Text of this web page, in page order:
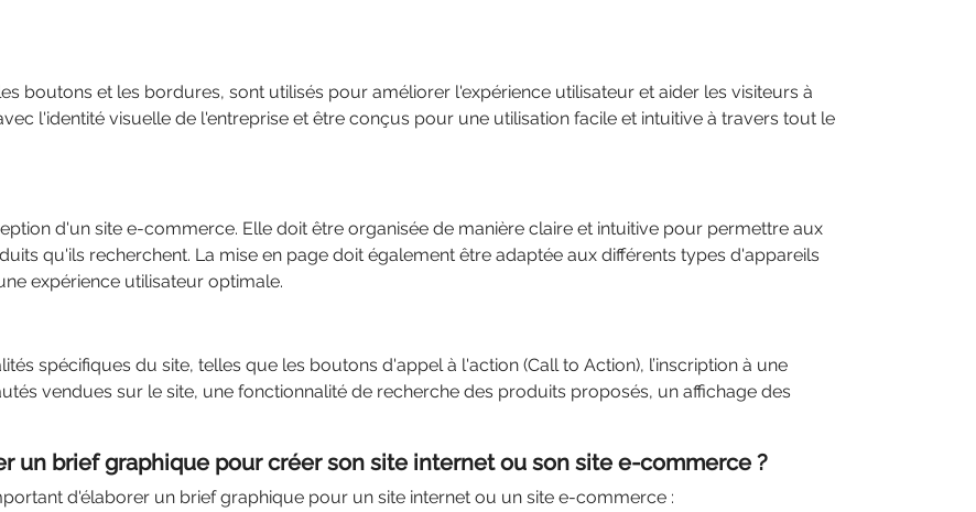
boutons et les bordures, sont utilisés pour améliorer l'expérience utilisateur et aider les visiteurs à
l'identité visuelle de l'entreprise et être conçus pour une utilisation facile et intuitive à travers tout le
d'un site e-commerce. Elle doit être organisée de manière claire et intuitive pour permettre aux
qu'ils recherchent. La mise en page doit également être adaptée aux différents types d'appareils
expérience utilisateur optimale.
spécifiques du site, telles que les boutons d'appel à l'action (Call to Action), l’inscription à une
vendues sur le site, une fonctionnalité de recherche des produits proposés, un affichage des
un brief graphique pour créer son site internet ou son site e-commerce ?
d'élaborer un brief graphique pour un site internet ou un site e-commerce :